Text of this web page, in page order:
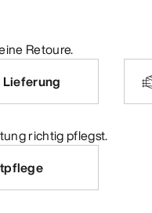
Retoure.
Lieferung
richtig pflegst.